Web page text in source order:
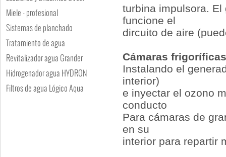
Miele - profesional
Sistemas de planchado
Tratamiento de agua
Revitalizador agua Grander
Hidrogenador agua HYDRON
Filtros de agua Lógico Aqua
turbina impulsora.
funcione el
dircuito de aire
Cámaras frigoríficas
Instalando el
interior)
e inyectar el ozono
conducto
Para cámaras de
en su
interior para repartir